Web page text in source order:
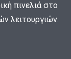
πινελιά στο
λειτουργιών.